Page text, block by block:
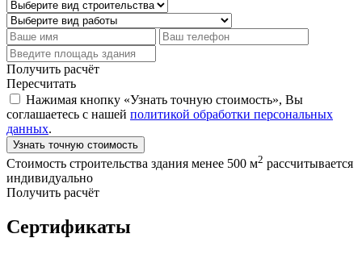
Получить расчёт
Пересчитать
Нажимая кнопку «Узнать точную стоимость», Вы
соглашаетесь с нашей политикой обработки персональных
данных.
Узнать точную стоимость
Стоимость строительства здания менее 500 м2 рассчитывается
индивидуально
Получить расчёт
Сертификаты